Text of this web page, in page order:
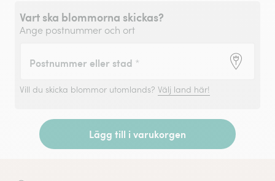
Vart ska blommorna skickas?
Ange postnummer och ort
Postnummer eller stad *
Vill du skicka blommor utomlands? Välj land här!
Lägg till i varukorgen